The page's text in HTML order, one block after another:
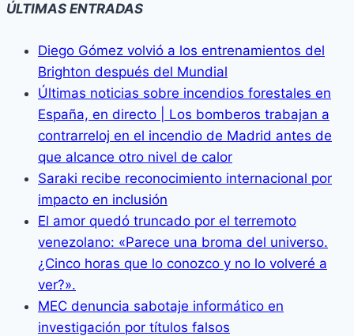
ÚLTIMAS ENTRADAS
Diego Gómez volvió a los entrenamientos del
Brighton después del Mundial
Últimas noticias sobre incendios forestales en
España, en directo | Los bomberos trabajan a
contrarreloj en el incendio de Madrid antes de
que alcance otro nivel de calor
Saraki recibe reconocimiento internacional por
impacto en inclusión
El amor quedó truncado por el terremoto
venezolano: «Parece una broma del universo.
¿Cinco horas que lo conozco y no lo volveré a
ver?».
MEC denuncia sabotaje informático en
investigación por títulos falsos